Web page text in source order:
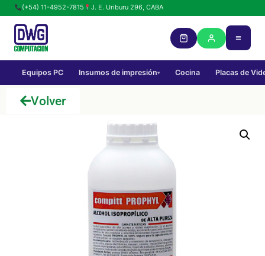
(+54) 11-4952-7815 J. E. Uriburu 296, CABA
Equipos PC Insumos de impresión▾ Cocina Placas de
Volver